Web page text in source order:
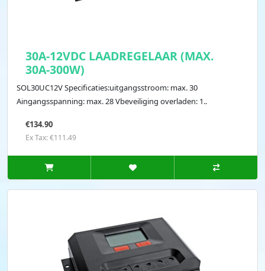
30A-12VDC LAADREGELAAR (MAX.
30A-300W)
SOL30UC12V Specificaties:uitgangsstroom: max. 30
Aingangsspanning: max. 28 Vbeveiliging overladen: 1..
€134.90
Ex Tax: €111.49